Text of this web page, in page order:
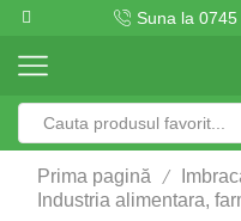
Suna la
Prima pagină /
Industria alimentara,